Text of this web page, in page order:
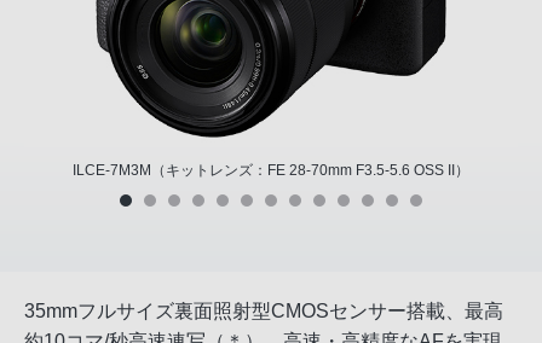
ILCE-7M3M（キットレンズ：FE 28-70mm F3.5-5.6 OSS II）
35mmフルサイズ裏面照射型CMOSセンサー搭載、最高